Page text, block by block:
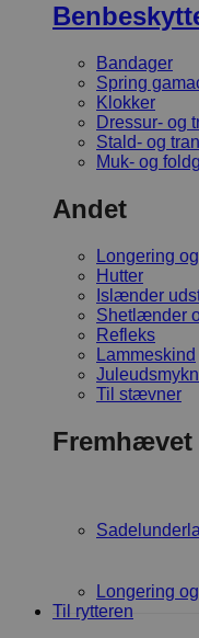
Bandager
Spring
Klokker
Dressur- og
Stald- og
Muk- og
Andet
Longering
Hutter
Islænder
Shetlænder
Refleks
Lammeskind
Til stævner
Fremhævet
Longering
Til rytteren